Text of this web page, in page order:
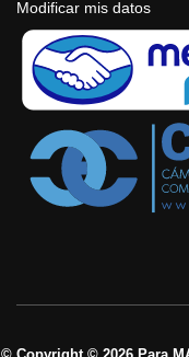
Modificar mis datos